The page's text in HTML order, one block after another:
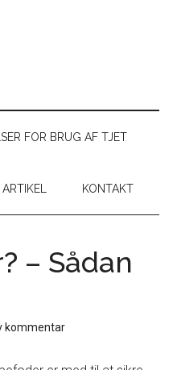
FOR BRUG AF TJET
KONTAKT
– Sådan
kommentar